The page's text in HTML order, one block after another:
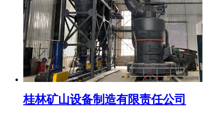
桂林矿山设备制造有限责任公司